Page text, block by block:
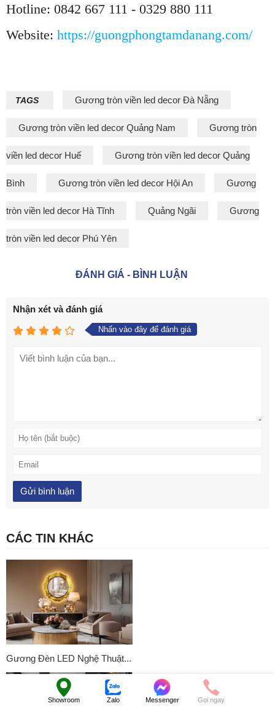
Hotline: 0842 667 111 - 0329 880 111
Website: https://guongphongtamdanang.com/
TAGS Gương tròn viền led decor Đà Nẵng
Gương tròn viền led decor Quảng Nam Gương tròn
viền led decor Huế Gương tròn viền led decor Quảng
Bình Gương tròn viền led decor Hội An Gương
tròn viền led decor Hà Tĩnh Quảng Ngãi Gương
tròn viền led decor Phú Yên
ĐÁNH GIÁ - BÌNH LUẬN
Nhận xét và đánh giá
Nhấn vào đây để đánh giá
CÁC TIN KHÁC
Gương Đèn LED Nghệ Thuật...
Showroom Zalo Messenger Gọi ngay